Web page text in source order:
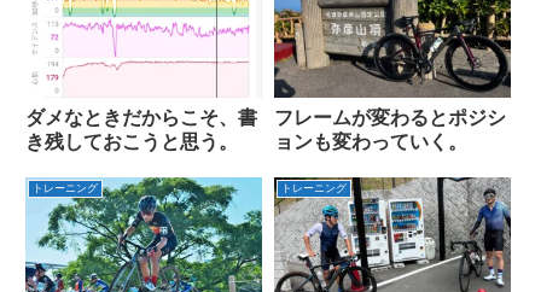
ダメなときだからこそ、書
き残しておこうと思う。
フレームが変わるとポジシ
ョンも変わっていく。
トレーニング トレーニング